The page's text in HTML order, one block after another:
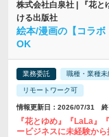
株式会社白泉社 | 『花と
ける出版社
絵本/漫画の【コラ
OK
業務委託 職種・業種未
リモートワーク可
情報更新日：2026/07/31
『花とゆめ』『LaLa』
ービジネスに未経験か